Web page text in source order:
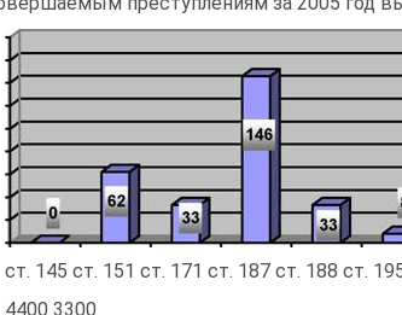
ст. 145 ст. 151 ст. 171 ст. 187 ст. 188 ст.
4400 3300